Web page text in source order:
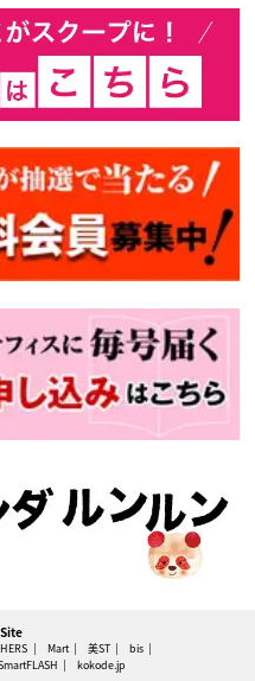
HERS Mart 美ST
bis
kokode.jp